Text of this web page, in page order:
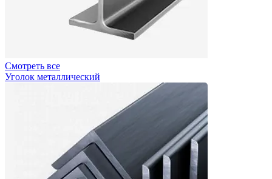
Смотреть все
Уголок металлический